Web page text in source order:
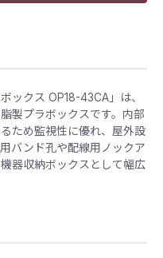
ックス OP18-43CA」は、
製プラボックスです。内部
ため監視性に優れ、屋外設
バンド孔や配線用ノックア
器収納ボックスとして幅広